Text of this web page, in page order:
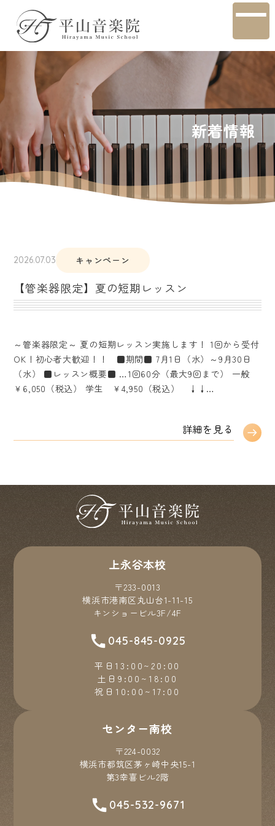
新着情報
2026.07.03 キャンペーン
【管楽器限定】夏の短期レッスン
～管楽器限定～ 夏の短期レッスン実施します！ 1回から受付
OK！初心者大歓迎！！ ■期間■ 7月1日（水）～9月30日
（水） ■レッスン概要■ …1回60分（最大9回まで） 一般
￥6,050（税込） 学生 ￥4,950（税込） ↓↓…
詳細を見る
上永谷本校
〒233-0013
横浜市港南区丸山台1-11-15
キンショービル3F/4F
045-845-0925
平日13:00~20:00
土日9:00~18:00
祝日10:00~17:00
センター南校
〒224-0032
横浜市都筑区茅ヶ崎中央15-1
第3幸喜ビル2階
045-532-9671